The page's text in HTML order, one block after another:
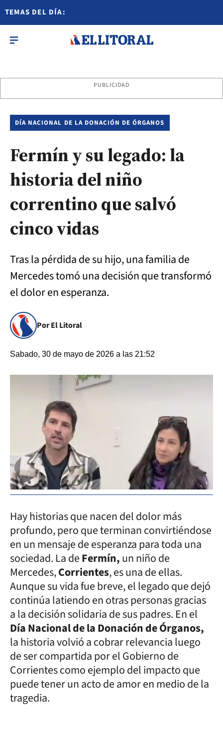
TEMAS DEL DÍA:
PUBLICIDAD
DÍA NACIONAL DE LA DONACIÓN DE ÓRGANOS
Fermín y su legado: la
historia del niño
correntino que salvó
cinco vidas
Tras la pérdida de su hijo, una familia de
Mercedes tomó una decisión que transformó
el dolor en esperanza.
Por El Litoral
Sabado, 30 de mayo de 2026 a las 21:52
Hay historias que nacen del dolor más
profundo, pero que terminan convirtiéndose
en un mensaje de esperanza para toda una
sociedad. La deFermín,un niño de
Mercedes,Corrientes, es una de ellas.
Aunque su vida fue breve, el legado que dejó
continúa latiendo en otras personas gracias
a la decisión solidaria de sus padres. En el
Día Nacional de la Donación de Órganos,
la historia volvió a cobrar relevancia luego
de ser compartida por el Gobierno de
Corrientes como ejemplo del impacto que
puede tener un acto de amor en medio de la
tragedia.